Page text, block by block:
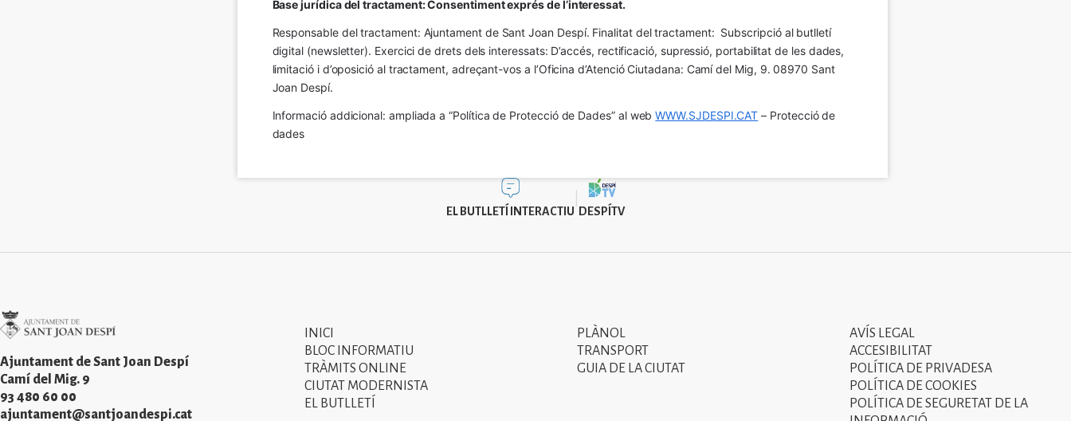
Base jurídica del tractament: Consentiment exprés de l’interessat.
Responsable del tractament: Ajuntament de Sant Joan Despí. Finalitat del tractament:  Subscripció al butlletí
digital (newsletter). Exercici de drets dels interessats: D’accés, rectificació, supressió, portabilitat de les dades,
limitació i d’oposició al tractament, adreçant-vos a l’Oficina d’Atenció Ciutadana: Camí del Mig, 9. 08970 Sant
Joan Despí.
Informació addicional: ampliada a “Política de Protecció de Dades” al web WWW.SJDESPI.CAT – Protecció de
dades
EL BUTLLETÍ INTERACTIU DESPÍTV
Imatge
Ajuntament de Sant Joan Despí
Camí del Mig. 9
93 480 60 00
ajuntament@santjoandespi.cat
Primer
menú
INICI
BLOC INFORMATIU
TRÀMITS ONLINE
CIUTAT MODERNISTA
EL BUTLLETÍ
Segon
menú
PLÀNOL
TRANSPORT
GUIA DE LA CIUTAT
Tercer
menú
peu
AVÍS LEGAL
ACCESIBILITAT
POLÍTICA DE PRIVADESA
POLÍTICA DE COOKIES
POLÍTICA DE SEGURETAT DE LA